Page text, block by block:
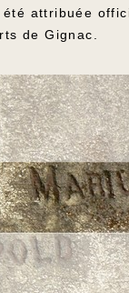
attribuée
de Gignac.